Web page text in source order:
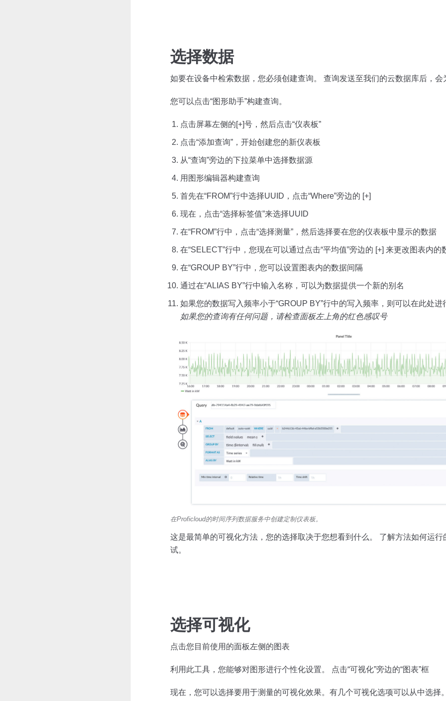
选择数据
如要在设备中检索数据，您必须创建查询。 查询发送至我们的云数据库后，
您可以点击“图形助手”构建查询。
点击屏幕左侧的[+]号，然后点击“仪表板”
点击“添加查询”，开始创建您的新仪表板
从“查询”旁边的下拉菜单中选择数据源
用图形编辑器构建查询
首先在“FROM”行中选择UUID，点击“Where”旁边的 [+]
现在，点击“选择标签值”来选择UUID
在“FROM”行中，点击“选择测量”，然后选择要在您的仪表板中显示的数据
在“SELECT”行中，您现在可以通过点击“平均值”旁边的 [+] 来更改图表内的
在“GROUP BY”行中，您可以设置图表内的数据间隔
通过在“ALIAS BY”行中输入名称，可以为数据提供一个新的别名
如果您的数据写入频率小于“GROUP BY”行中的写入频率，则可以在此处进
如果您的查询有任何问题，请检查面板左上角的红色感叹号
在Proficloud的时间序列数据服务中创建定制仪表板。
这是最简单的可视化方法，您的选择取决于您想看到什么。 了解方法如何运行
试。
选择可视化
点击您目前使用的面板左侧的图表
利用此工具，您能够对图形进行个性化设置。 点击“可视化”旁边的“图表”框
现在，您可以选择要用于测量的可视化效果。有几个可视化选项可以从中选择